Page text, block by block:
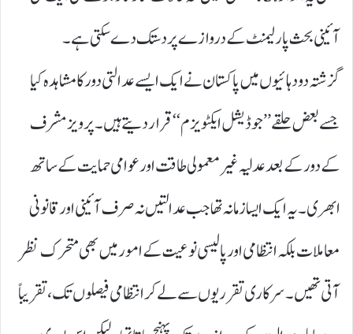
آئینی بحث پارلیمنٹ کے دروازے پر دستک دے سکتی ہے۔
گزشتہ دو دہائیوں میں پاکستان نے ایک ایسے عدالتی دور کا مشاہدہ کیا
جسے بعض حلقے ’’ جوڈیشل ایکٹویزم‘‘ قرار دیتے ہیں۔ پرویز مشرف
کے دور کے بعد عدلیہ غیر معمولی طاقت اور عوامی حمایت کے ساتھ
ابھری۔ یہ ایک ایسا زمانہ تھا جب عدالتیں نہ صرف آئینی اور قانونی
معاملات بلکہ انتظامی اور پالیسی نوعیت کے امور میں بھی متحرک نظر
آتی تھیں۔ سرکاری تقرریوں سے لے کر انتظامی فیصلوں تک، تقریباً